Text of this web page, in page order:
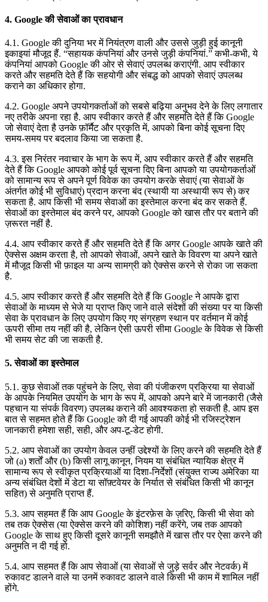
4. Google की सेवाओं का प्रावधान
4.1. Google की दुनिया भर में नियंत्रण वाली और उससे जुड़ी हुई कानूनी
इकाइयां मौजूद हैं. “सहायक कंपनियां और उनसे जुड़ी कंपनियां.” कभी-कभी, ये
कंपनियां आपको Google की ओर से सेवाएं उपलब्ध कराएंगी. आप स्वीकार
करते और सहमति देते हैं कि सहयोगी और संबद्ध को आपको सेवाएं उपलब्ध
कराने का अधिकार होगा.
4.2. Google अपने उपयोगकर्ताओं को सबसे बढ़िया अनुभव देने के लिए लगातार
नए तरीके अपना रहा है. आप स्वीकार करते हैं और सहमति देते हैं कि Google
जो सेवाएं देता है उनके फ़ॉर्मैट और प्रकृति में, आपको बिना कोई सूचना दिए
समय-समय पर बदलाव किया जा सकता है.
4.3. इस निरंतर नवाचार के भाग के रूप में, आप स्वीकार करते हैं और सहमति
देते हैं कि Google आपको कोई पूर्व सूचना दिए बिना आपको या उपयोगकर्ताओं
को सामान्य रूप से अपने पूर्ण विवेक का उपयोग करके सेवाएं (या सेवाओं के
अंतर्गत कोई भी सुविधाएं) प्रदान करना बंद (स्थायी या अस्थायी रूप से) कर
सकता है. आप किसी भी समय सेवाओं का इस्तेमाल करना बंद कर सकते हैं.
सेवाओं का इस्तेमाल बंद करने पर, आपको Google को खास तौर पर बताने की
ज़रूरत नहीं है.
4.4. आप स्वीकार करते हैं और सहमति देते हैं कि अगर Google आपके खाते की
ऐक्सेस अक्षम करता है, तो आपको सेवाओं, अपने खाते के विवरण या अपने खाते
में मौजूद किसी भी फ़ाइल या अन्य सामग्री को ऐक्सेस करने से रोका जा सकता
है.
4.5. आप स्वीकार करते हैं और सहमति देते हैं कि Google ने आपके द्वारा
सेवाओं के माध्यम से भेजे या प्राप्त किए जाने वाले संदेशों की संख्या पर या किसी
सेवा के प्रावधान के लिए उपयोग किए गए संग्रहण स्थान पर वर्तमान में कोई
ऊपरी सीमा तय नहीं की है, लेकिन ऐसी ऊपरी सीमा Google के विवेक से किसी
भी समय सेट की जा सकती है.
5. सेवाओं का इस्तेमाल
5.1. कुछ सेवाओं तक पहुंचने के लिए, सेवा की पंजीकरण प्रक्रिया या सेवाओं
के आपके नियमित उपयोग के भाग के रूप में, आपको अपने बारे में जानकारी (जैसे
पहचान या संपर्क विवरण) उपलब्ध कराने की आवश्यकता हो सकती है. आप इस
बात से सहमत होते हैं कि Google को दी गई आपकी कोई भी रजिस्ट्रेशन
जानकारी हमेशा सही, सही, और अप-टू-डेट होगी.
5.2. आप सेवाओं का उपयोग केवल उन्हीं उद्देश्यों के लिए करने की सहमति देते हैं
जो (a) शर्तों और (b) किसी लागू कानून, नियम या संबंधित न्यायिक क्षेत्र में
सामान्य रूप से स्वीकृत प्रक्रियाओं या दिशा-निर्देशों (संयुक्त राज्य अमेरिका या
अन्य संबंधित देशों में डेटा या सॉफ़्टवेयर के निर्यात से संबंधित किसी भी कानून
सहित) से अनुमति प्राप्त हैं.
5.3. आप सहमत हैं कि आप Google के इंटरफ़ेस के ज़रिए, किसी भी सेवा को
तब तक ऐक्सेस (या ऐक्सेस करने की कोशिश) नहीं करेंगे, जब तक आपको
Google के साथ हुए किसी दूसरे कानूनी समझौते में खास तौर पर ऐसा करने की
अनुमति न दी गई हो.
5.4. आप सहमत हैं कि आप सेवाओं (या सेवाओं से जुड़े सर्वर और नेटवर्क) में
रुकावट डालने वाले या उनमें रुकावट डालने वाले किसी भी काम में शामिल नहीं
होंगे.